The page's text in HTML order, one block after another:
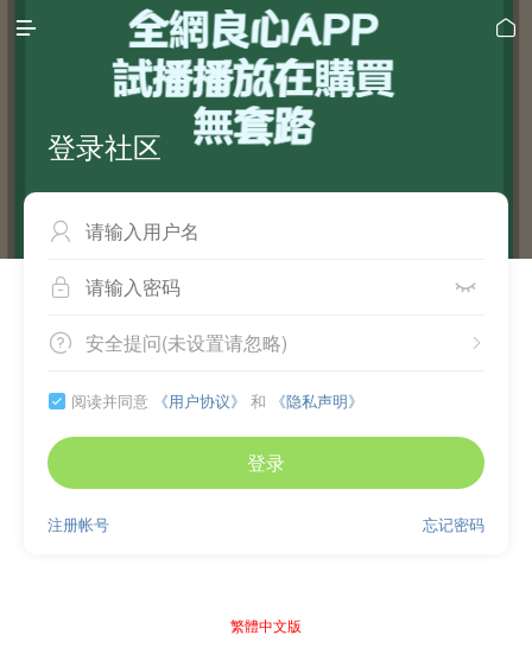
 
登录社区

 
 
安全提问(未设置请忽略)
 阅读并同意 《用户协议》 和 《隐私声明》
登录
忘记密码
注册帐号
繁體中文版